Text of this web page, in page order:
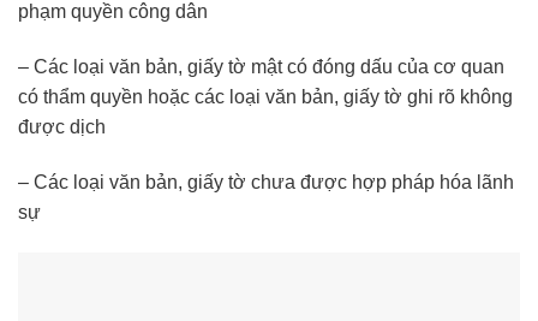
phạm quyền công dân
– Các loại văn bản, giấy tờ mật có đóng dấu của cơ quan
có thẩm quyền hoặc các loại văn bản, giấy tờ ghi rõ không
được dịch
– Các loại văn bản, giấy tờ chưa được hợp pháp hóa lãnh
sự